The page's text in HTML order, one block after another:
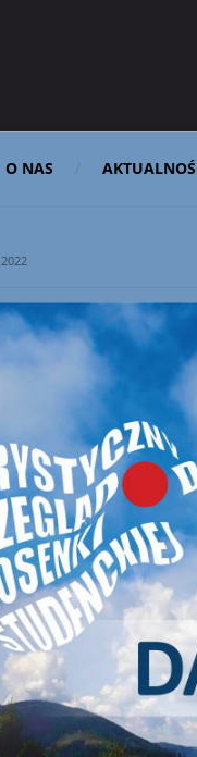
O NAS